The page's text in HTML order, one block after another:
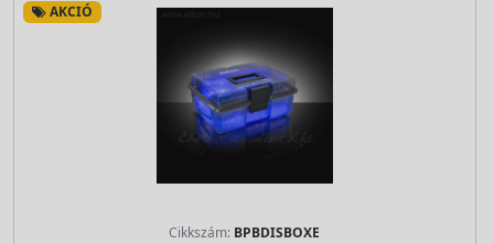
AKCIÓ
Cikkszám: BPBDISBOXE